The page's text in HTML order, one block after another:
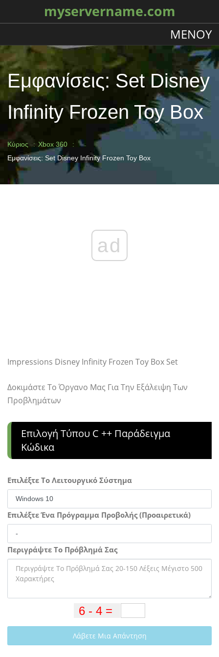
myservername.com
ΜΕΝΟΎ
Εμφανίσεις: Set Disney
Infinity Frozen Toy Box
Κύριος
Xbox 360
Εμφανίσεις: Set Disney Infinity Frozen Toy Box
ad
Impressions Disney Infinity Frozen Toy Box Set
Δοκιμάστε Το Όργανο Μας Για Την Εξάλειψη Των
Προβλημάτων
Επιλογή Τύπου C ++ Παράδειγμα
Κώδικα
Επιλέξτε Το Λειτουργικό Σύστημα
Επιλέξτε Ένα Πρόγραμμα Προβολής (Προαιρετικά)
Περιγράψτε Το Πρόβλημά Σας
Λάβετε Μια Απάντηση